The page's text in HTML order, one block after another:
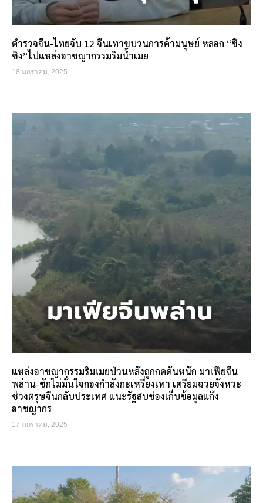
ตำรวจจีน-ไทยจับ 12 จีนเทาขบวนการค้ามนุษย์ หลอก “ซิง
ซิง”ไปแหล่งอาชญากรรมริมน้ำเมย
18 มกราคม, 2025
แหล่งอาชญากรรมริมเมยป่วนหลังถูกกดดันหนัก มาเฟียจีน
พล่าน-ชักไม่มั่นใจกองกำลังกะเหรี่ยงเทา เตรียมฉวยจังหวะ
ช่วงตรุษจีนกลับประเทศ แนะรัฐสบช่องเก็บข้อมูลแก๊ง
อาชญากร
17 มกราคม, 2025